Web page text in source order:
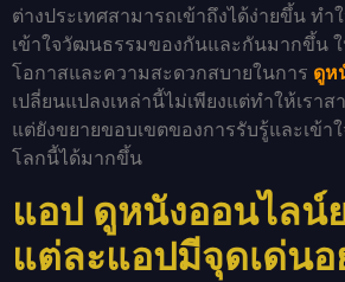
ต่างประเทศสามารถเข้าถึงได้ง่ายขึ้น ทำ
เข้าใจวัฒนธรรมของกันและกันมากขึ้น
โอกาสและความสะดวกสบายในการ ดูห
เปลี่ยนแปลงเหล่านี้ไม่เพียงแต่ทำให้เรา
แต่ยังขยายขอบเขตของการรับรู้และเข้า
โลกนี้ได้มากขึ้น
แอป ดูหนังออนไลน์
แต่ละแอปมีจุดเด่นอ